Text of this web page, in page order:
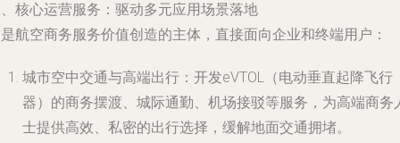
核心运营服务：驱动多元应用场景落地
航空商务服务价值创造的主体，直接面向企业和终端用户：
城市空中交通与高端出行 ：开发eVTOL（电动垂直起降飞行
器）的商务摆渡、城际通勤、机场接驳等服务，为高端商务
士提供高效、私密的出行选择，缓解地面交通拥堵。